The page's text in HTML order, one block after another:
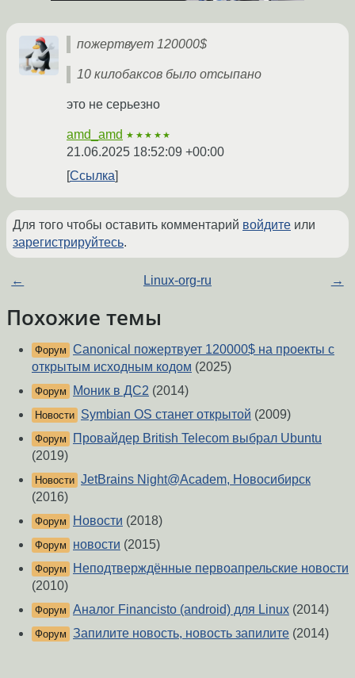
пожертвует 120000$
10 килобаксов было отсыпано
это не серьезно
amd_amd ★★★★★
21.06.2025 18:52:09 +00:00
Ссылка
Для того чтобы оставить комментарий войдите или
зарегистрируйтесь.
← Linux-org-ru →
Похожие темы
Форум Canonical пожертвует 120000$ на проекты с
открытым исходным кодом (2025)
Форум Моник в ДС2 (2014)
Новости Symbian OS станет открытой (2009)
Форум
Провайдер British Telecom выбрал Ubuntu
(2019)
Новости JetBrains Night@Academ, Новосибирск
(2016)
Форум Новости (2018)
Форум новости (2015)
Форум
Неподтверждённые первоапрельские новости
(2010)
Форум Аналог Financisto (android) для Linux (2014)
Форум Запилите новость, новость запилите (2014)